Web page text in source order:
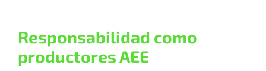
Responsabilidad como
productores AEE